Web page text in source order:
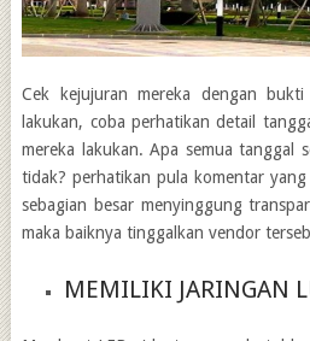
Cek kejujuran mereka dengan
lakukan, coba perhatikan detail
mereka lakukan. Apa semua tanggal
tidak? perhatikan pula komentar
sebagian besar menyinggung
maka baiknya tinggalkan vendor
MEMILIKI JARINGAN